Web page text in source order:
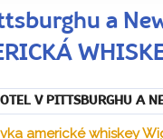
a
V PITTSBURGHU A
americké whiskey